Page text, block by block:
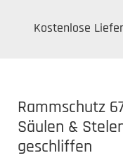
Kostenlose
Rammschutz
Säulen &
geschliffen